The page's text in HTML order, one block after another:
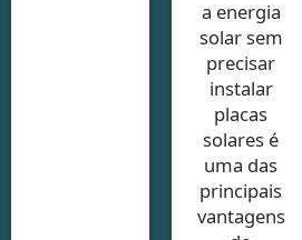
a energia
solar sem
precisar
instalar
placas
solares é
uma das
principais
vantagens